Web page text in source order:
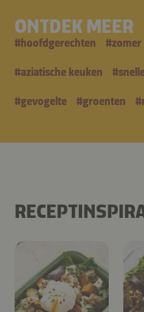
ONTDEK MEER
#hoofdgerechten #zomer
#aziatische keuken #
#gevogelte #groenten #